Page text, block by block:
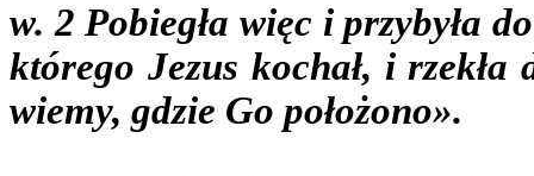
w. 2 Pobiegła więc i przybyła
którego Jezus kochał, i
wiemy, gdzie Go położono».